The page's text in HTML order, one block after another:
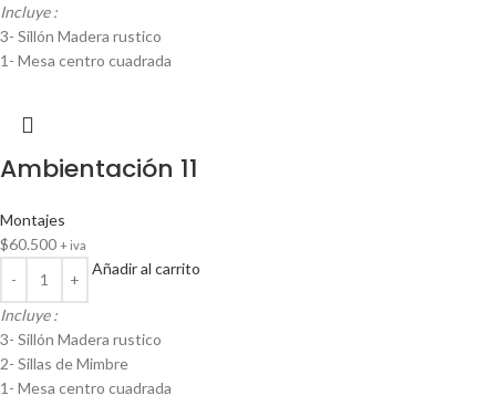
Incluye :
3- Sillón Madera rustico
1- Mesa centro cuadrada
Ambientación 11
Montajes
$60.500 + iva
Añadir al carrito
Incluye :
3- Sillón Madera rustico
2- Sillas de Mimbre
1- Mesa centro cuadrada